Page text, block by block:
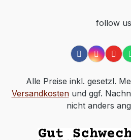
follow us
Alle Preise inkl. gesetzl.
Versandkostenund ggf.
nicht anders